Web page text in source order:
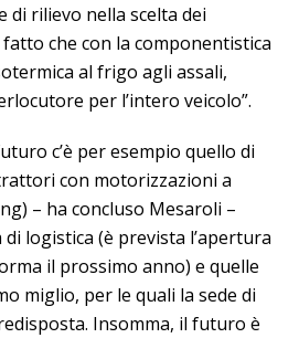
di rilievo nella scelta dei
che con la componentistica
al frigo agli assali,
per l’intero veicolo”.
c’è per esempio quello di
con motorizzazioni a
– ha concluso Mesaroli –
logistica (è prevista l’apertura
il prossimo anno) e quelle
miglio, per le quali la sede di
Insomma, il futuro è